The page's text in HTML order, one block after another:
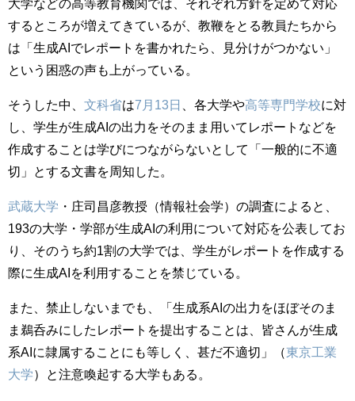
大学などの高等教育機関では、それぞれ方針を定めて対応
するところが増えてきているが、教鞭をとる教員たちから
は「生成AIでレポートを書かれたら、見分けがつかない」
という困惑の声も上がっている。
そうした中、 文科省は7月13日 、各大学や高等専門学校に対
し、学生が生成AIの出力をそのまま用いてレポートなどを
作成することは学びにつながらないとして「一般的に不適
切」とする文書を周知した。
武蔵大学 ・庄司昌彦教授（情報社会学）の調査によると、
193の大学・学部が生成AIの利用について対応を公表してお
り、そのうち約1割の大学では、学生がレポートを作成する
際に生成AIを利用することを禁じている。
また、禁止しないまでも、「生成系AIの出力をほぼそのま
ま鵜呑みにしたレポートを提出することは、皆さんが生成
系AIに隷属することにも等しく、甚だ不適切」（東京工業
大学）と注意喚起する大学もある。